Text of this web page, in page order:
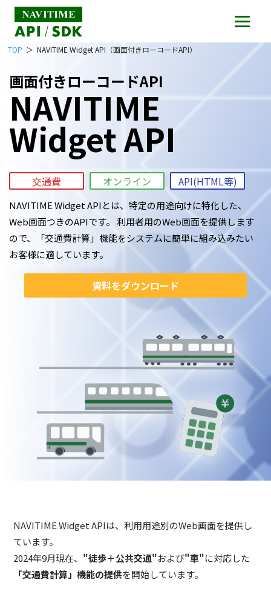
TOP NAVITIME Widget API（画面付きローコードAPI）
画面付きローコードAPI
NAVITIME
Widget API
交通費 オンライン API(HTML等)
NAVITIME Widget APIとは、特定の用途向けに特化した、
Web画面つきのAPIです。 利用者用のWeb画面を提供します
ので、「交通費計算」機能をシステムに簡単に組み込みたい
お客様に適しています。
資料をダウンロード
NAVITIME Widget APIは、利用用途別のWeb画面を提供し
ています。
2024年9月現在、 "徒歩＋公共交通"および"車"に対応した
「交通費計算」機能の提供を開始しています。